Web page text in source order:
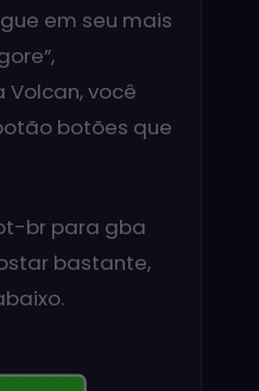
em seu mais
você
botões que
br para gba
bastante,